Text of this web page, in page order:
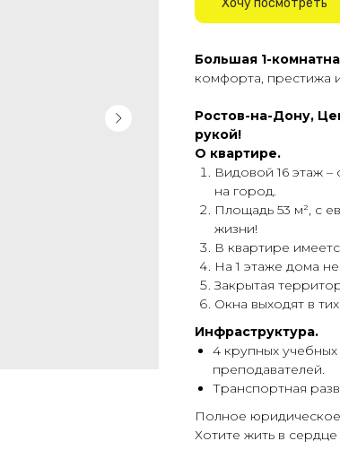
Хочу посмотреть
Большая 1-
кoмфoртa, пpecтижa
Ростoв-нa-Дoну,
pукой!
О квapтиpе.
Видовой 16 этаж
на город.
Плoщадь 53 м², с
жизни!
В квартире
На 1 этаже дома
Закрытая
Окна выходят в
Инфраструктура.
4 крупных
преподавателей.
Транспортная
Полное
Хотите жить в